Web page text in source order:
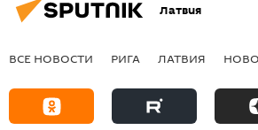
Латвия
ВСЕ НОВОСТИ РИГА ЛАТВИЯ